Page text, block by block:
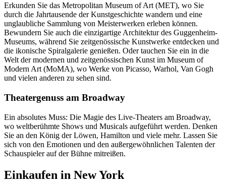
Erkunden Sie das Metropolitan Museum of Art (MET), wo Sie
durch die Jahrtausende der Kunstgeschichte wandern und eine
unglaubliche Sammlung von Meisterwerken erleben können.
Bewundern Sie auch die einzigartige Architektur des Guggenheim-
Museums, während Sie zeitgenössische Kunstwerke entdecken und
die ikonische Spiralgalerie genießen. Oder tauchen Sie ein in die
Welt der modernen und zeitgenössischen Kunst im Museum of
Modern Art (MoMA), wo Werke von Picasso, Warhol, Van Gogh
und vielen anderen zu sehen sind.
Theatergenuss am Broadway
Ein absolutes Muss: Die Magie des Live-Theaters am Broadway,
wo weltberühmte Shows und Musicals aufgeführt werden. Denken
Sie an den König der Löwen, Hamilton und viele mehr. Lassen Sie
sich von den Emotionen und den außergewöhnlichen Talenten der
Schauspieler auf der Bühne mitreißen.
Einkaufen in New York